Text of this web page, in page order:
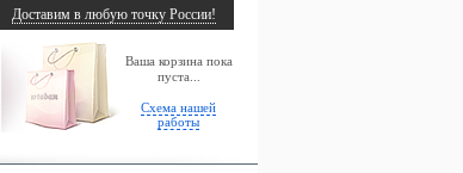
Ваша корзина пока
пуста...
Схема нашей
работы
Доставим в любую точку России!